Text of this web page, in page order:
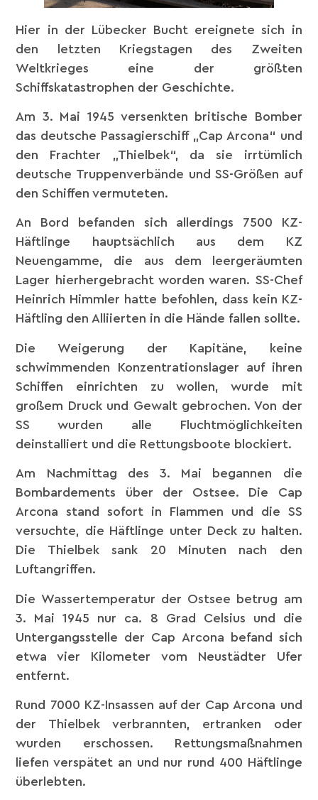
Hier in der Lübecker Bucht ereignete sich in
den letzten Kriegstagen des Zweiten
Weltkrieges eine der größten
Schiffskatastrophen der Geschichte.
Am 3. Mai 1945 versenkten britische Bomber
das deutsche Passagierschiff „Cap Arcona“ und
den Frachter „Thielbek“, da sie irrtümlich
deutsche Truppenverbände und SS-Größen auf
den Schiffen vermuteten.
An
Bord befanden sich allerdings 7500 KZ-
Häftlinge hauptsächlich aus dem KZ
Neuengamme, die aus dem leergeräumten
Lager hierhergebracht worden waren. SS-Chef
Heinrich Himmler hatte befohlen, dass kein KZ-
Häftling den Alliierten in die Hände fallen sollte.
Die Weigerung der Kapitäne, keine
schwimmenden Konzentrationslager auf ihren
Schiffen einrichten zu wollen, wurde mit
großem Druck und Gewalt gebrochen. Von der
SS wurden alle Fluchtmöglichkeiten
deinstalliert und die Rettungsboote blockiert.
Am Nachmittag des 3. Mai begannen die
Bombardements über der Ostsee. Die Cap
Arcona stand sofort in Flammen und die SS
versuchte, die Häftlinge unter Deck zu halten.
Die Thielbek sank 20 Minuten nach den
Luftangriffen.
Die Wassertemperatur der Ostsee betrug am
3. Mai 1945 nur ca. 8 Grad Celsius und die
Untergangsstelle der Cap Arcona befand sich
etwa vier Kilometer vom Neustädter Ufer
entfernt.
Rund 7000 KZ-Insassen auf der Cap Arcona und
der Thielbek verbrannten, ertranken oder
wurden erschossen. Rettungsmaßnahmen
liefen verspätet an und nur rund 400 Häftlinge
überlebten.